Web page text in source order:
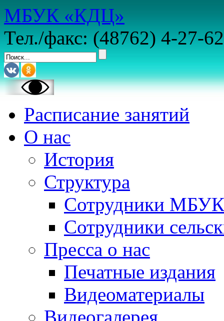
МБУК «КДЦ»
Тел./факс: (48762) 4-27-62
Расписание занятий
О нас
История
Структура
Сотрудники
Сотрудники
Пресса о нас
Печатные издания
Видеоматериалы